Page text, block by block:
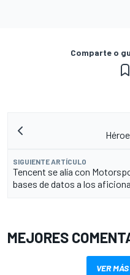
Comparte o
SIGUIENTE ARTÍCULO
Tencent se alía con
bases de datos a los
MEJORES
VER